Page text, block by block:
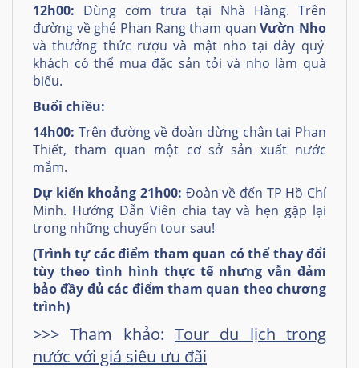
12h00: Dùng cơm trưa tại Nhà Hàng. Trên
đường về ghé Phan Rang tham quanVườn Nho
và thưởng thức rượu và mật nho tại đây quý
khách có thể mua đặc sản tỏi và nho làm quà
biếu.
Buổi chiều:
14h00: Trên đường về đoàn dừng chân tại Phan
Thiết, tham quan một cơ sở sản xuất nước
mắm.
Dự kiến khoảng 21h00: Đoàn về đến TP Hồ Chí
Minh. Hướng Dẫn Viên chia tay và hẹn gặp lại
trong những chuyến tour sau!
(Trình tự các điểm tham quan có thể thay đổi
tùy theo tình hình thực tế nhưng vẫn đảm
bảo đầy đủ các điểm tham quan theo chương
trình)
>>> Tham khảo: Tour du lịch trong
nước với giá siêu ưu đãi